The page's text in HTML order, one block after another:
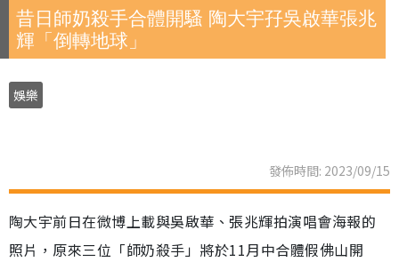
昔日師奶殺手合體開騷 陶大宇孖吳啟華張兆
輝「倒轉地球」
娛樂
發佈時間: 2023/09/15
陶大宇前日在微博上載與吳啟華、張兆輝拍演唱會海報的
照片，原來三位「師奶殺手」將於11月中合體假佛山開